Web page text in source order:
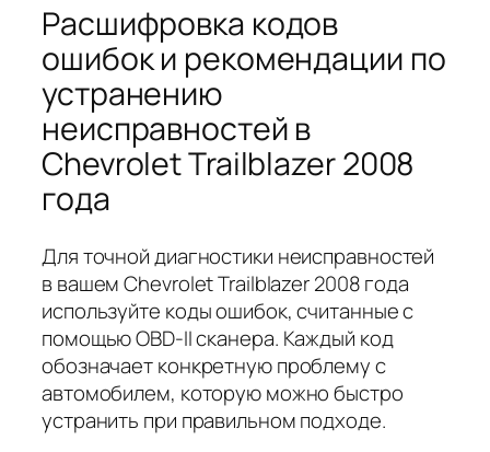
Расшифровка кодов
ошибок и рекомендации по
устранению
неисправностей в
Chevrolet Trailblazer 2008
года
Для точной диагностики неисправностей
в вашем Chevrolet Trailblazer 2008 года
используйте коды ошибок, считанные с
помощью OBD-II сканера. Каждый код
обозначает конкретную проблему с
автомобилем, которую можно быстро
устранить при правильном подходе.